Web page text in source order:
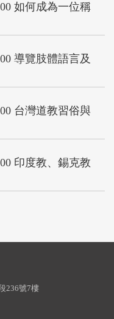
如何成為一位稱
導覽肢體語言及
台灣道教習俗與
印度教、錫克教
236號7樓